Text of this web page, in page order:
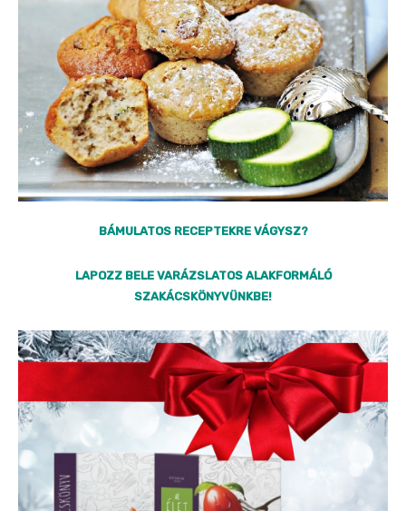
BÁMULATOS RECEPTEKRE VÁGYSZ?
LAPOZZ BELE VARÁZSLATOS ALAKFORMÁLÓ
SZAKÁCSKÖNYVÜNKBE!